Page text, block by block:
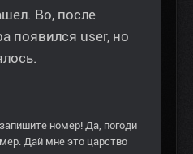
Во, после
появился user, но
номер! Да, погоди
Дай мне это царство